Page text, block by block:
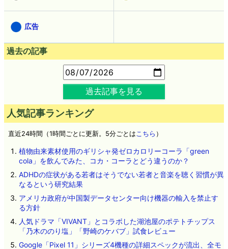
広告
過去の記事
過去記事を見る
人気記事ランキング
直近24時間（1時間ごとに更新。5分ごとは こちら ）
植物由来素材使用のギリシャ発ゼロカロリーコーラ「green
cola」を飲んでみた、コカ・コーラとどう違うのか？
ADHDの症状がある若者はそうでない若者と音楽を聴く習慣が異
なるという研究結果
アメリカ政府が中国製データセンター向け機器の輸入を禁止す
る方針
人気ドラマ「VIVANT」とコラボした湖池屋のポテトチップス
「乃木ののり塩」「野崎のケバブ」試食レビュー
Google「Pixel 11」シリーズ4機種の詳細スペックが流出、全モ